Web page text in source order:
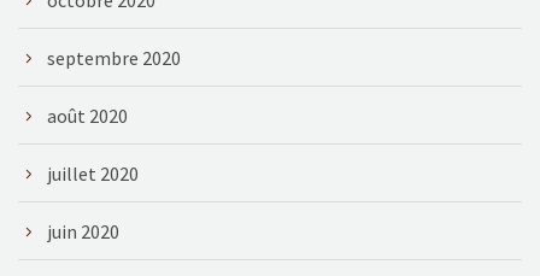
septembre 2020
août 2020
juillet 2020
juin 2020